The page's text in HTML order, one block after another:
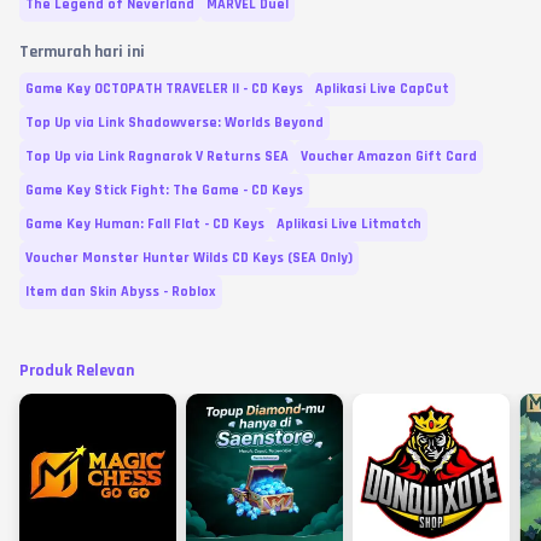
The Legend of Neverland
MARVEL Duel
Termurah hari ini
Game Key OCTOPATH TRAVELER II - CD Keys
Aplikasi Live CapCut
Top Up via Link Shadowverse: Worlds Beyond
Top Up via Link Ragnarok V Returns SEA
Voucher Amazon Gift Card
Game Key Stick Fight: The Game - CD Keys
Game Key Human: Fall Flat - CD Keys
Aplikasi Live Litmatch
Voucher Monster Hunter Wilds CD Keys (SEA Only)
Item dan Skin Abyss - Roblox
Produk Relevan